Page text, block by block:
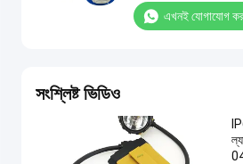
এখনই যোগাযোগ
সংশ্লিষ্ট ভিডিও